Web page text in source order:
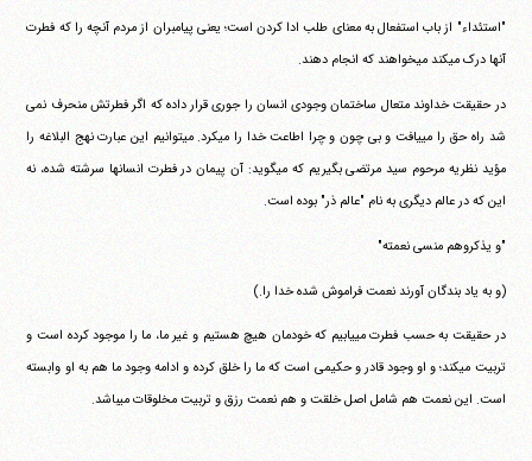
"استئداء" از باب استفعال به معنای طلب ادا کردن است؛ یعنی پیامبران از مردم آنچه را که فطرت
آنها درک می‎کند می‎خواهند که انجام دهند.
در حقیقت خداوند متعال ساختمان وجودی انسان را جوری قرار داده که اگر فطرتش منحرف نمی
شد راه حق را می‎یافت و بی چون و چرا اطاعت خدا را می‎کرد. می‎توانیم این عبارت نهج البلاغه را
مؤید نظریه مرحوم سید مرتضی بگیریم که می‎گوید: آن پیمان در فطرت انسانها سرشته شده، نه
این که در عالم دیگری به نام "عالم ذر" بوده است.
"و یذکروهم منسی نعمته"
(و به یاد بندگان آورند نعمت فراموش شده خدا را.)
در حقیقت به حسب فطرت می‎یابیم که خودمان هیچ هستیم و غیر ما، ما را موجود کرده است و
تربیت می‎کند؛ و او وجود قادر و حکیمی است که ما را خلق کرده و ادامه وجود ما هم به او وابسته
است. این نعمت هم شامل اصل خلقت و هم نعمت رزق و تربیت مخلوقات می‎باشد.